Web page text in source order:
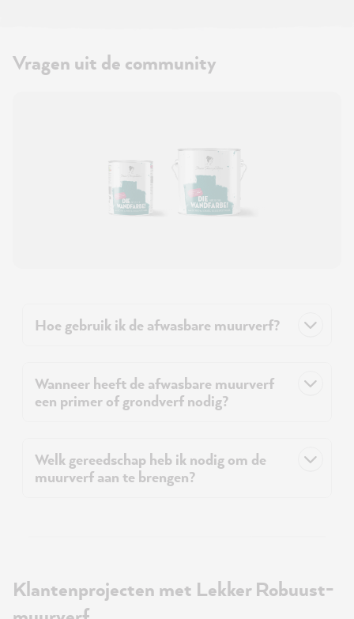
Vragen uit de community
Hoe gebruik ik de afwasbare muurverf?
Wanneer heeft de afwasbare muurverf
een primer of grondverf nodig?
Welk gereedschap heb ik nodig om de
muurverf aan te brengen?
Klantenprojecten met Lekker Robuust-